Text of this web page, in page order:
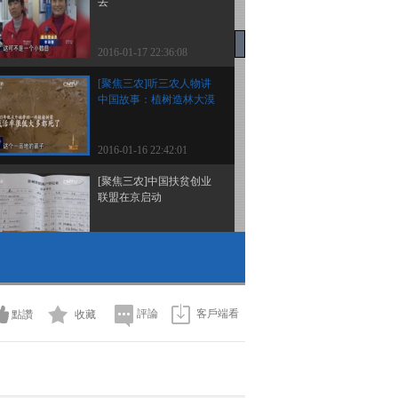
2016-01-17 22:36:08
[聚焦三农]听三农人物讲
中国故事：植树造林大漠
2016-01-16 22:42:01
[聚焦三农]中国扶贫创业
联盟在京启动
2016-01-16 22:32:06
朝新景观
點讚 收藏 評論 客戶端看